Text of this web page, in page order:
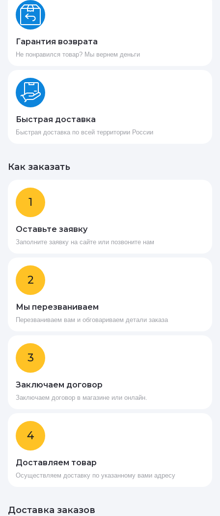
Гарантия возврата
Не понравился товар? Мы вернем деньги
Быстрая доставка
Быстрая доставка по всей территории России
Как заказать
1
Оставьте заявку
Заполните заявку на сайте или позвоните нам
2
Мы перезваниваем
Перезваниваем вам и обговариваем детали заказа
3
Заключаем договор
Заключаем договор в магазине или онлайн.
4
Доставляем товар
Осуществляем доставку по указанному вами адресу
Доставка заказов